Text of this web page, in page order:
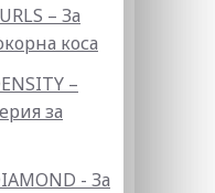
– За
коса
–
за
- За